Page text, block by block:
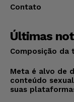
Contato
Últimas
Composição da
Meta é alvo de
conteúdo
suas